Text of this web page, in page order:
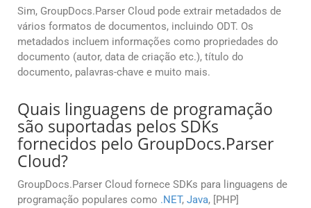
Sim, GroupDocs.Parser Cloud pode extrair metadados de
vários formatos de documentos, incluindo ODT. Os
metadados incluem informações como propriedades do
documento (autor, data de criação etc.), título do
documento, palavras-chave e muito mais.
Quais linguagens de programação
são suportadas pelos SDKs
fornecidos pelo GroupDocs.Parser
Cloud?
GroupDocs.Parser Cloud fornece SDKs para linguagens de
programação populares como .NET, Java, [PHP]